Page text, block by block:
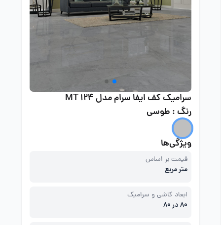
سرامیک کف ایفا سرام مدل MT 124
رنگ : طوسی
ویژگی‌ها
قیمت بر اساس
متر مربع
ابعاد کاشی و سرامیک
80 در 80